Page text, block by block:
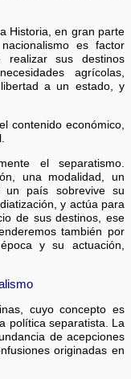
Historia, en gran parte
es factor
realizar sus destinos
agrícolas,
a un estado, y
contenido económico,
el separatismo.
una modalidad, un
un país sobrevive su
y actúa para
de sus destinos, ese
también por
y su actuación,
cuyo concepto es
política separatista. La
de acepciones
originadas en